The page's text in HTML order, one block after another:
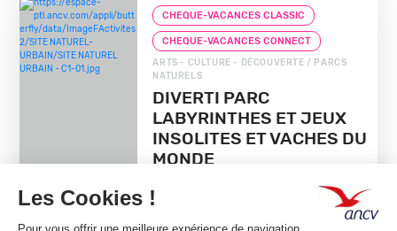
CHEQUE-VACANCES CLASSIC
CHEQUE-VACANCES CONNECT
ARTS - CULTURE - DÉCOUVERTE / PARCS
NATURELS
DIVERTI PARC
LABYRINTHES ET JEUX
INSOLITES ET VACHES DU
MONDE
EN SAVOIR +